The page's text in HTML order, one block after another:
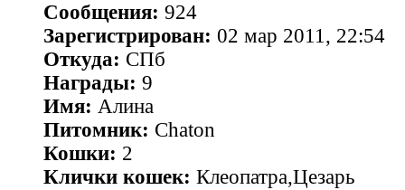
Сообщения: 924
Зарегистрирован: 02 мар 2011, 22:54
Откуда: СПб
Награды: 9
Имя: Алина
Питомник: Chaton
Кошки: 2
Клички кошек: Клеопатра,Цезарь